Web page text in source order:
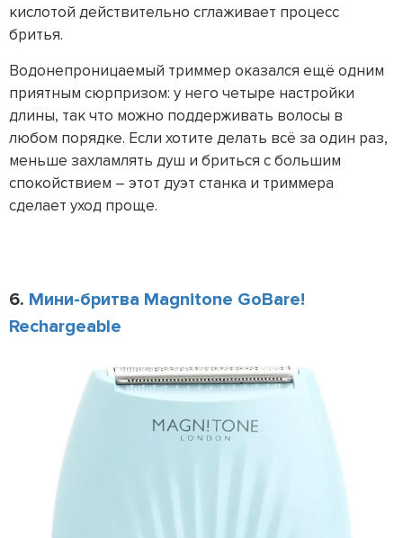
кислотой действительно сглаживает процесс
бритья.
Водонепроницаемый триммер оказался ещё одним
приятным сюрпризом: у него четыре настройки
длины, так что можно поддерживать волосы в
любом порядке. Если хотите делать всё за один раз,
меньше захламлять душ и бриться с большим
спокойствием – этот дуэт станка и триммера
сделает уход проще.
6. Мини-бритва Magnitone GoBare!
Rechargeable